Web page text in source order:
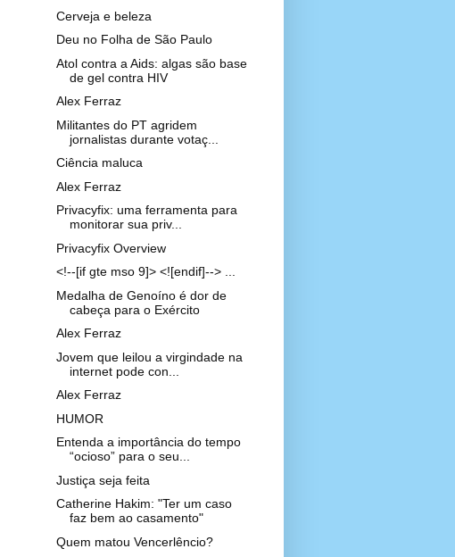
Cerveja e beleza
Deu no Folha de São Paulo
Atol contra a Aids: algas são base
de gel contra HIV
Alex Ferraz
Militantes do PT agridem
jornalistas durante votaç...
Ciência maluca
Alex Ferraz
Privacyfix: uma ferramenta para
monitorar sua priv...
Privacyfix Overview
<!--[if gte mso 9]> <![endif]--> ...
Medalha de Genoíno é dor de
cabeça para o Exército
Alex Ferraz
Jovem que leilou a virgindade na
internet pode con...
Alex Ferraz
HUMOR
Entenda a importância do tempo
“ocioso” para o seu...
Justiça seja feita
Catherine Hakim: "Ter um caso
faz bem ao casamento"
Quem matou Vencerlêncio?